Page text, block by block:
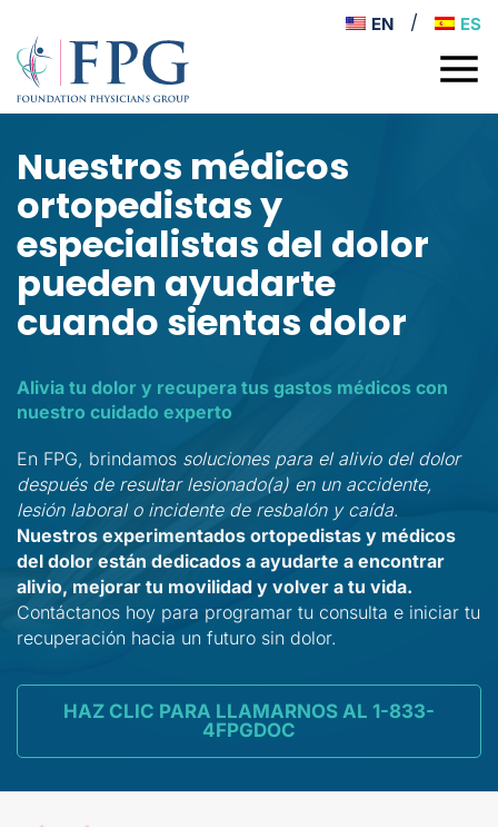
EN ES
Nuestros médicos
ortopedistas y
especialistas del dolor
pueden ayudarte
cuando sientas dolor
Alivia tu dolor y recupera tus gastos médicos con
nuestro cuidado experto
En FPG, brindamos soluciones para el alivio del dolor
después de resultar lesionado(a) en un accidente,
lesión laboral o incidente de resbalón y caída.
Nuestros experimentados ortopedistas y médicos
del dolor están dedicados a ayudarte a encontrar
alivio, mejorar tu movilidad y volver a tu vida.
Contáctanos hoy para programar tu consulta e iniciar tu
recuperación hacia un futuro sin dolor.
HAZ CLIC PARA LLAMARNOS AL 1-833-
4FPGDOC